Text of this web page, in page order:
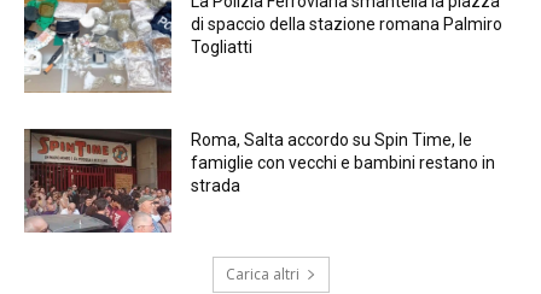
di spaccio della stazione romana Palmiro
Togliatti
Roma, Salta accordo su Spin Time, le
famiglie con vecchi e bambini restano in
strada
Carica altri